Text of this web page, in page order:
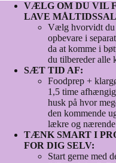
VÆLG OM DU VIL
LAVE
Vælg hvorvidt du
opbevare i
da at komme i
du tilbereder alle
SÆT TID AF:
Foodprep +
1,5 time
husk på hvor
den kommende
lækre og nærende
TÆNK SMART I
FOR DIG SELV:
Start gerne med